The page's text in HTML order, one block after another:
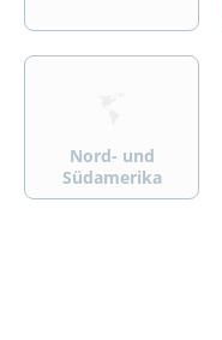
>
Nord- und
Südamerika